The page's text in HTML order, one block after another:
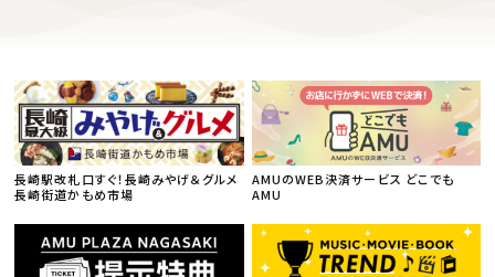
長崎駅改札口すぐ！長崎みやげ＆グルメ
長崎街道かもめ市場
AMUのWEB決済サービス どこでも
AMU